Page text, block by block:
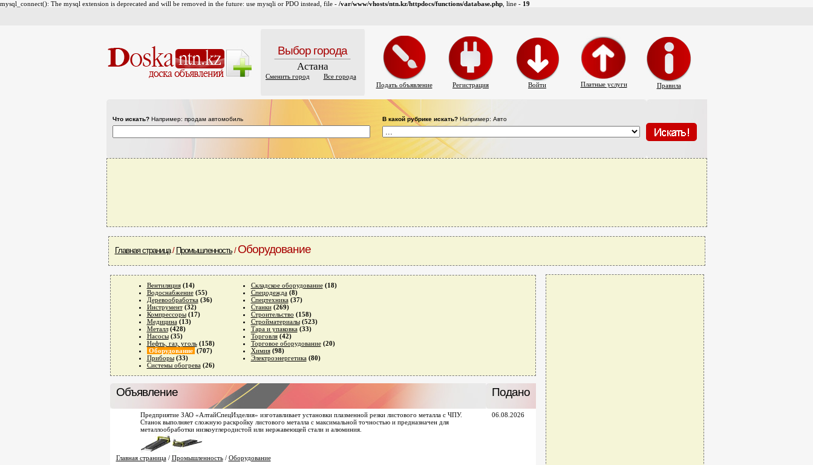
mysql_connect(): The mysql extension is deprecated and will be removed in the future: use mysqli or PDO instead, file - /var/www/vhosts/ntn.kz/httpdocs/functions/database.php , line - 19
Выбор города
Астана
Сменить город
Все города
Подать объявление
Регистрация Войти Платные услуги Правила
Что искать?Например: продам автомобиль В какой рубрике искать?Например: Авто
Главная страница/ Промышленность/ Оборудование
Вентиляция (14)
Водоснабжение (55)
Деревообработка (36)
Инструмент (32)
Компрессоры (17)
Медицина (13)
Металл (428)
Насосы (35)
Нефть, газ, уголь (158)
Оборудование (707)
Приборы (33)
Системы обогрева (26)
Складское оборудование (18)
Спецодежда (8)
Спецтехника (37)
Станки (269)
Строительство (158)
Стройматериалы (523)
Тара и упаковка (33)
Торговля (42)
Торговое оборудование (20)
Химия (98)
Электроэнергетика (80)
Объявление Подано
Предприятие ЗАО «АлтайСпецИзделия» изготавливает установки плазменной резки листового металла с ЧПУ.
Станок выполняет сложную раскройку листового металла с максимальной точностью и предназначен для
металлообработки низкоуглеродистой или нержавеющей стали и алюминия.
Главная страница/ Промышленность/ Оборудование
06.08.2026